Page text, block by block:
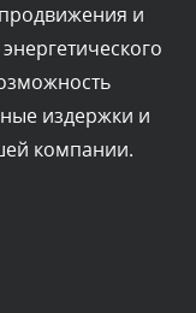
проверки
Сегодня, в 06:42
проверки
и
издержки и
компании.